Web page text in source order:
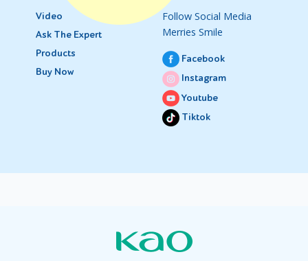
Video
Ask The Expert
Products
Buy Now
Follow Social Media
Merries Smile
Facebook
Instagram
Youtube
Tiktok